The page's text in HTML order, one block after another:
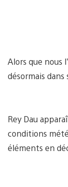
Alors que nous
désormais
Rey Dau
conditions
éléments en